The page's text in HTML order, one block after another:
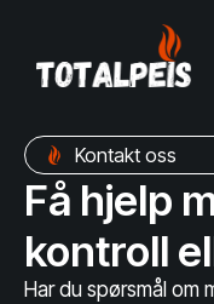
Kontakt oss
Få hjelp
kontroll
Har du spørsmål om